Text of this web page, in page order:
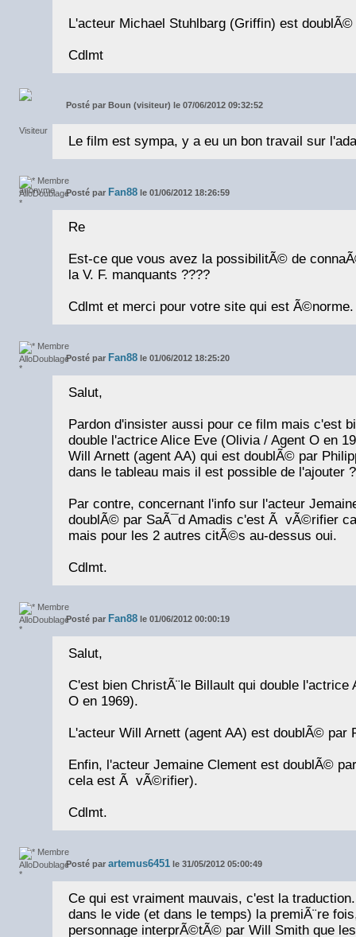
L'acteur Michael Stuhlbarg (Griffin) est doublÃ©
Cdlmt
Posté par Boun (visiteur) le 07/06/2012 09:32:52
Le film est sympa, y a eu un bon travail sur
Posté par Fan88 le 01/06/2012 18:26:59
Re
Est-ce que vous avez la possibilitÃ© de
la V. F. manquants ????
Cdlmt et merci pour votre site qui est Ã©norme.
Posté par Fan88 le 01/06/2012 18:25:20
Salut,
Pardon d'insister aussi pour ce film mais c'est
double l'actrice Alice Eve (Olivia / Agent O en
Will Arnett (agent AA) qui est doublÃ© par
dans le tableau mais il est possible de l'ajouter
Par contre, concernant l'info sur l'acteur
doublÃ© par SaÃ¯d Amadis c'est Ã vÃ©rifier
mais pour les 2 autres citÃ©s au-dessus oui.
Cdlmt.
Posté par Fan88 le 01/06/2012 00:00:19
Salut,
C'est bien ChristÃ¨le Billault qui double l'actrice
O en 1969).
L'acteur Will Arnett (agent AA) est doublÃ© par
Enfin, l'acteur Jemaine Clement est doublÃ©
cela est Ã vÃ©rifier).
Cdlmt.
Posté par artemus6451 le 31/05/2012 05:00:49
Ce qui est vraiment mauvais, c'est la
dans le vide (et dans le temps) la premiÃ¨re
personnage interprÃ©tÃ© par Will Smith que